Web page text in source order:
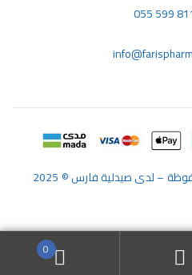
055 599
– لدى صيدلية فارس © 2025
0